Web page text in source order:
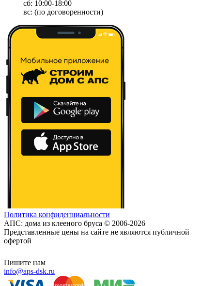
сб: 10:00-18:00
вс: (по договоренности)
Политика конфиденциальности
АПС: дома из клееного бруса © 2006-2026
Представленные цены на сайте не являются публичной
офертой
Пишите нам
info@aps-dsk.ru